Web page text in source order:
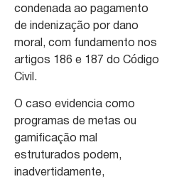
condenada ao pagamento
de indenização por dano
moral, com fundamento nos
artigos 186 e 187 do Código
Civil.
O caso evidencia como
programas de metas ou
gamificação mal
estruturados podem,
inadvertidamente,